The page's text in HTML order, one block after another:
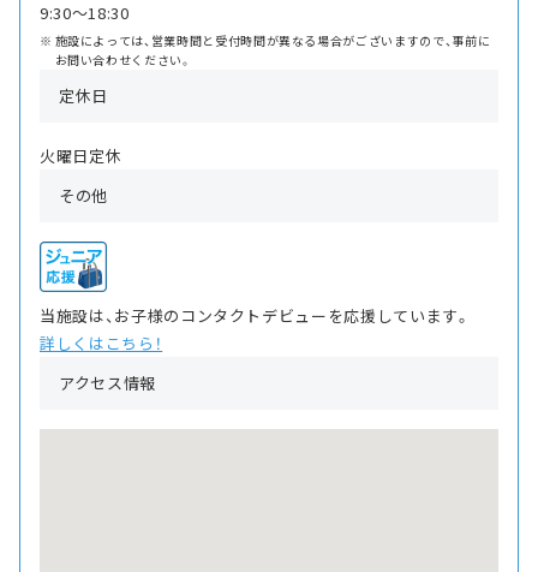
9:30〜18:30
施設によっては、営業時間と受付時間が異なる場合がございますので、事前に
お問い合わせください。
定休日
火曜日定休
その他
当施設は、お子様のコンタクトデビューを応援しています。
詳しくはこちら！
アクセス情報